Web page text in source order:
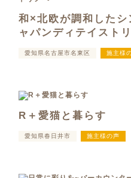
和×北欧が調和した
ャパンディテイスト
愛知県名古屋市名東区 施主様
R＋愛猫と暮らす
愛知県春日井市 施主様の声